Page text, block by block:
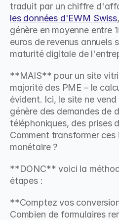
les données d'EWM Swiss
génère en moyenne entre
euros de revenus annuels
maturité digitale de
**MAIS** pour un site
majorité des PME – le
évident. Ici, le site ne
génère des demandes de
téléphoniques, des prises
Comment transformer
monétaire ?
**DONC** voici la
étapes :
**Comptez vos
Combien de formulaires